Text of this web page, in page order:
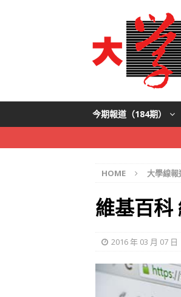
今期報道（184期）
HOME 大學線報
維基百科
2016 年 03 月 07 日